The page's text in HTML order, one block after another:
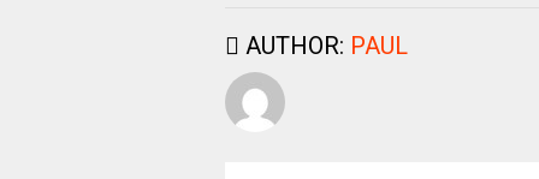
AUTHOR: PAUL